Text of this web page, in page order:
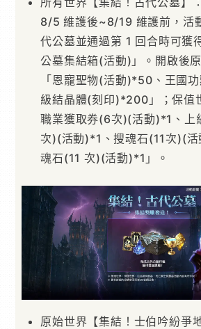
8/5 維護後~8/19 維護前，活
代公墓並通過第 1 回合時可獲
公墓集結箱(活動)」。開啟後
「恩寵聖物(活動)*50、王國
級結晶體(刻印)*200」；保值
職業獲取券(6次)(活動)*1、上
次)(活動)*1、搜魂石(11次)(
魂石(11 次)(活動)*1」。
原始世界【集結！士伯吟紛爭